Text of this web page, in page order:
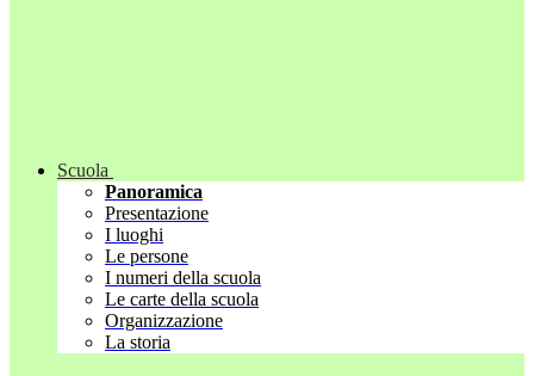
Scuola
Panoramica
Presentazione
I luoghi
Le persone
I numeri della scuola
Le carte della scuola
Organizzazione
La storia